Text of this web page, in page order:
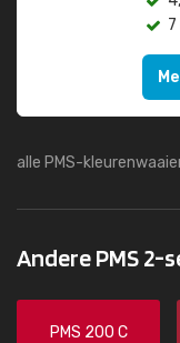
alle PMS-
Andere PMS 2-
PMS 200 C